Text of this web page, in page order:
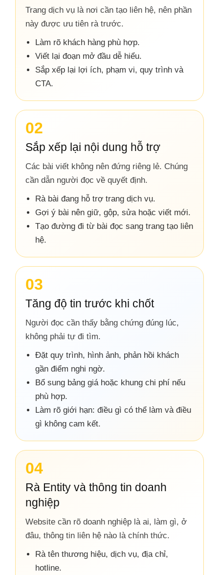
Trang dịch vụ là nơi cần tạo liên hệ, nên phần
này được ưu tiên rà trước.
Làm rõ khách hàng phù hợp.
Viết lại đoạn mở đầu dễ hiểu.
Sắp xếp lại lợi ích, phạm vi, quy trình và
CTA.
02
Sắp xếp lại nội dung hỗ trợ
Các bài viết không nên đứng riêng lẻ. Chúng
cần dẫn người đọc về quyết định.
Rà bài đang hỗ trợ trang dịch vụ.
Gợi ý bài nên giữ, gộp, sửa hoặc viết mới.
Tạo đường đi từ bài đọc sang trang tạo liên
hệ.
03
Tăng độ tin trước khi chốt
Người đọc cần thấy bằng chứng đúng lúc,
không phải tự đi tìm.
Đặt quy trình, hình ảnh, phản hồi khách
gần điểm nghi ngờ.
Bổ sung bảng giá hoặc khung chi phí nếu
phù hợp.
Làm rõ giới hạn: điều gì có thể làm và điều
gì không cam kết.
04
Rà Entity và thông tin doanh
nghiệp
Website cần rõ doanh nghiệp là ai, làm gì, ở
đâu, thông tin liên hệ nào là chính thức.
Rà tên thương hiệu, dịch vụ, địa chỉ,
hotline.